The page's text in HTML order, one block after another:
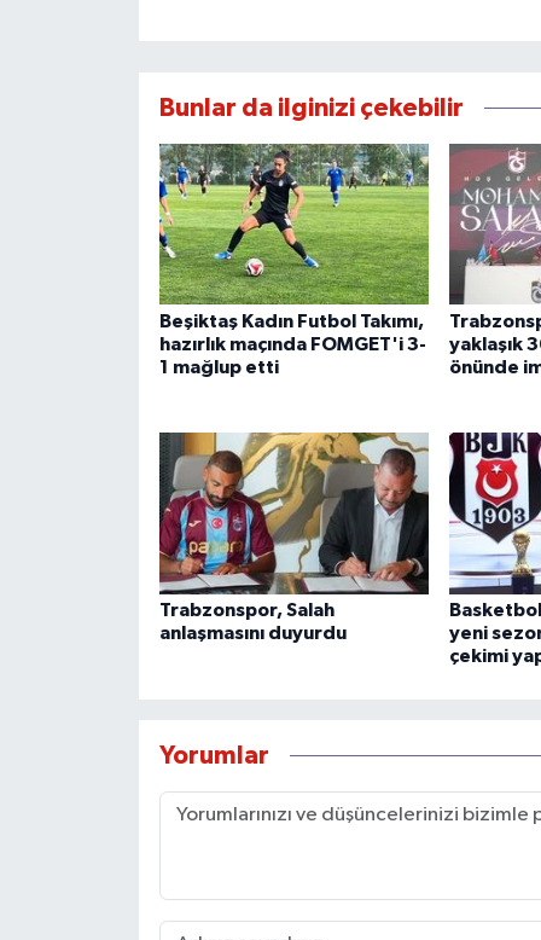
Bunlar da ilginizi çekebilir
Beşiktaş Kadın Futbol Takımı,
hazırlık maçında FOMGET'i 3-
1 mağlup etti
yaklaşık
önünde
Trabzonspor, Salah
anlaşmasını duyurdu
yeni
çekimi
Yorumlar